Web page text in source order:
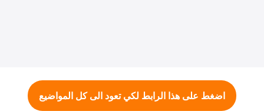
اضغط على هذا الرابط لكي تعود الى كل المواضيع